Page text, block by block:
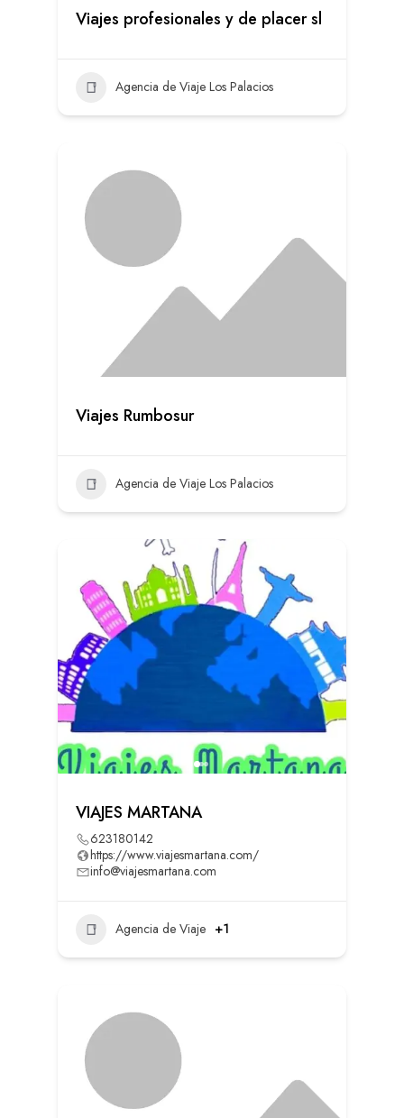
Viajes profesionales y de placer sl
Agencia de Viaje Los Palacios
Viajes Rumbosur
Agencia de Viaje Los Palacios
VIAJES MARTANA
623180142
https://www.viajesmartana.com/
info@viajesmartana.com
Agencia de Viaje +1